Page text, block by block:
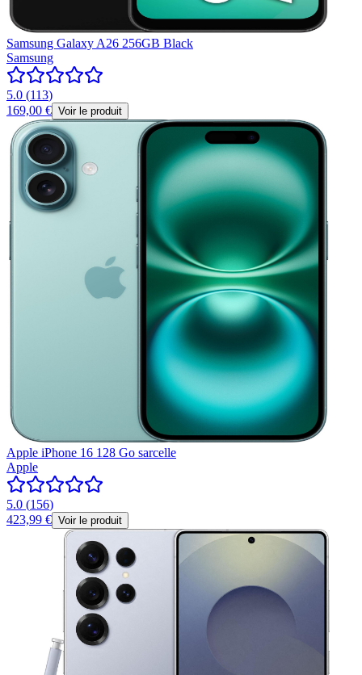
Samsung Galaxy A26 256GB Black
Samsung
5.0 (113)
169,00 € Voir le produit
Apple iPhone 16 128 Go sarcelle
Apple
5.0 (156)
423,99 € Voir le produit